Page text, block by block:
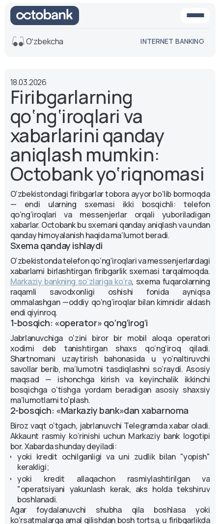
O'rta
versiya
Oq-qora
versiya
Ovoz
Matn o'lchami
Aa -
Aa
Aa +
Oʻzbekcha INTERNET BANKING
18.03.2026
Firibgarlarning
qo‘ng‘iroqlari va
xabarlarini qanday
aniqlash mumkin:
Octobank yo‘riqnomasi
O‘zbekistondagi firibgarlar tobora ayyor bo‘lib bormoqda
— endi ularning sxemasi ikki bosqichli: telefon
qo‘ng‘iroqlari va messenjerlar orqali yuboriladigan
xabarlar. Octobank bu sxemani qanday aniqlash va undan
qanday himoyalanish haqida ma’lumot beradi.
Sxema qanday ishlaydi
O‘zbekistonda telefon qo‘ng‘iroqlari va messenjerlardagi
xabarlarni birlashtirgan firibgarlik sxemasi tarqalmoqda.
Markaziy bankning so‘zlariga ko‘ra, sxema fuqarolarning
raqamli savodxonligi oshishi fonida ayniqsa
ommalashgan —oddiy qo‘ng‘iroqlar bilan kimnidir aldash
endi qiyinroq.
1-bosqich: «operator» qo‘ng‘irog‘i
Jabrlanuvchiga o‘zini biror bir mobil aloqa operatori
xodimi deb tanishtirgan shaxs qo‘ng‘iroq qiladi.
Shartnomani uzaytirish bahonasida u yo‘naltiruvchi
savollar berib, ma’lumotni tasdiqlashni so‘raydi. Asosiy
maqsad — ishonchga kirish va keyinchalik ikkinchi
bosqichga o‘tishga yordam beradigan asosiy shaxsiy
ma’lumotlarni to‘plash.
2-bosqich: «Markaziy bank»dan xabarnoma
Biroz vaqt o‘tgach, jabrlanuvchi Telegramda xabar oladi.
Akkaunt rasmiy ko‘rinishi uchun Markaziy bank logotipi
bor. Xabarda shunday deyiladi:
yoki kredit ochilganligi va uni zudlik bilan "yopish"
kerakligi;
yoki kredit allaqachon rasmiylashtirilgan va
"operatsiyani yakunlash kerak, aks holda tekshiruv
boshlanadi.
Agar foydalanuvchi shubha qila boshlasa yoki
ko‘rsatmalarga amal qilishdan bosh tortsa, u firibgarlikda